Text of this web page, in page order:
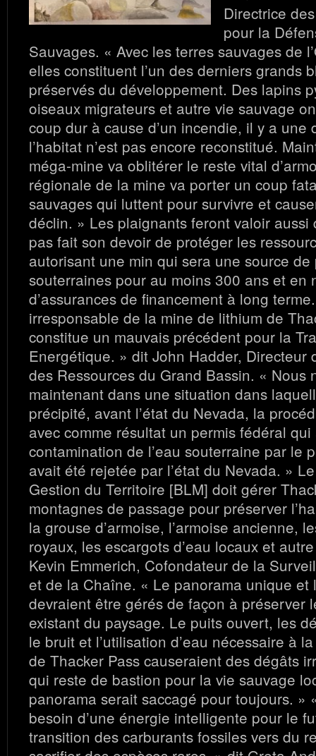
Directrice
pour la
Sauvages. « Avec les terres sauvages de
elles constituent l’un des derniers grands
préservés du développement. Des lapins
oiseaux migrateurs et autre vie sauvage
coup dur à cause d’un incendie, il y a une
l’habitat n’est pas encore reconstitué.
méga-mine va oblitérer le reste vital
régionale de la mine va porter un coup
sauvages qui luttent pour survivre et
déclin. » Les plaignants feront valoir aussi
pas fait son devoir de protéger les
autorisant une min qui sera une source
souterraines pour au moins 300 ans et en
d’assurances de financement à long
irresponsable de la mine de lithium de
constitue un mauvais précédent pour la
Energétique. » dit John Hadder, Directeur
des Ressources du Grand Bassin. « Nous
maintenant dans une situation dans
précipité, avant l’état du Nevada, la
avec comme résultat un permis fédéral
contamination de l’eau souterraine par le
avait été rejetée par l’état du Nevada. »
Gestion du Territoire [BLM] doit gérer
montagnes de passage pour préserver
la grouse d’armoise, l’armoise ancienne,
royaux, les escargots d’eau locaux et
Kevin Emmerich, Cofondateur de la
et de la Chaîne. « Le panorama unique et
devraient être gérés de façon à préserver
existant du paysage. Le puits ouvert, les
le bruit et l’utilisation d’eau nécessaire à
de Thacker Pass causeraient des dégâts
qui reste de bastion pour la vie sauvage
panorama serait saccagé pour toujours. »
besoin d’une énergie intelligente pour le
transition des carburants fossiles vers du